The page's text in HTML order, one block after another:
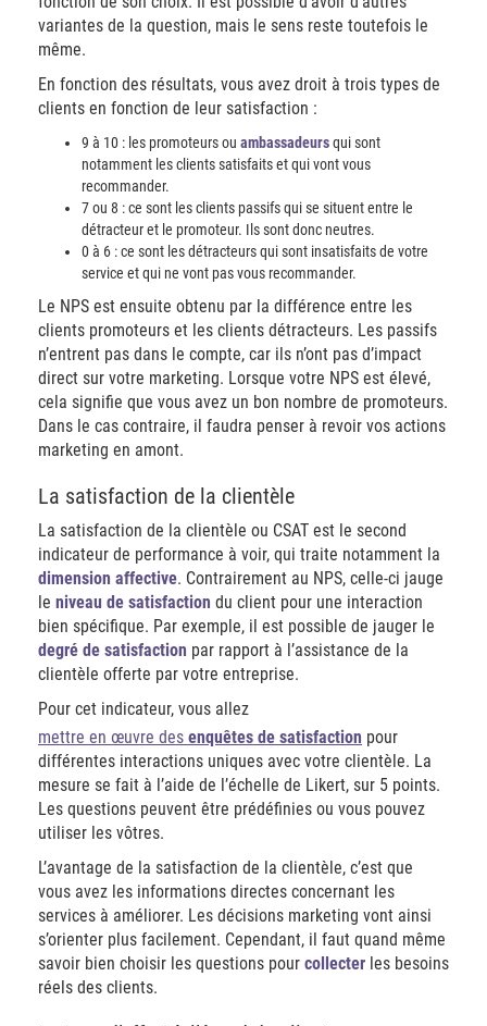
variantes de la question, mais le sens reste toutefois le
même.
En fonction des résultats, vous avez droit à trois types de
clients en fonction de leur satisfaction :
9 à 10 : les promoteurs ou ambassadeursqui sont
notamment les clients satisfaits et qui vont vous
recommander.
7 ou 8 : ce sont les clients passifs qui se situent entre le
détracteur et le promoteur. Ils sont donc neutres.
0 à 6 : ce sont les détracteurs qui sont insatisfaits de votre
service et qui ne vont pas vous recommander.
Le NPS est ensuite obtenu par la différence entre les
clients promoteurs et les clients détracteurs. Les passifs
n’entrent pas dans le compte, car ils n’ont pas d’impact
direct sur votre marketing. Lorsque votre NPS est élevé,
cela signifie que vous avez un bon nombre de promoteurs.
Dans le cas contraire, il faudra penser à revoir vos actions
marketing en amont.
La satisfaction de la clientèle
La satisfaction de la clientèle ou CSAT est le second
indicateur de performance à voir, qui traite notamment la
dimension affective. Contrairement au NPS, celle-ci jauge
le niveau de satisfaction du client pour une interaction
bien spécifique. Par exemple, il est possible de jauger le
degré de satisfaction par rapport à l’assistance de la
clientèle offerte par votre entreprise.
Pour cet indicateur, vous allez
mettre en œuvre des enquêtes de satisfaction pour
différentes interactions uniques avec votre clientèle. La
mesure se fait à l’aide de l’échelle de Likert, sur 5 points.
Les questions peuvent être prédéfinies ou vous pouvez
utiliser les vôtres.
L’avantage de la satisfaction de la clientèle, c’est que
vous avez les informations directes concernant les
services à améliorer. Les décisions marketing vont ainsi
s’orienter plus facilement. Cependant, il faut quand même
savoir bien choisir les questions pour collecter les besoins
réels des clients.